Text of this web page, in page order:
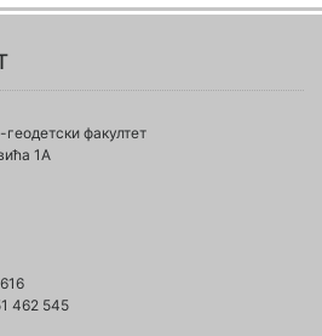
факултет
1A
462 545